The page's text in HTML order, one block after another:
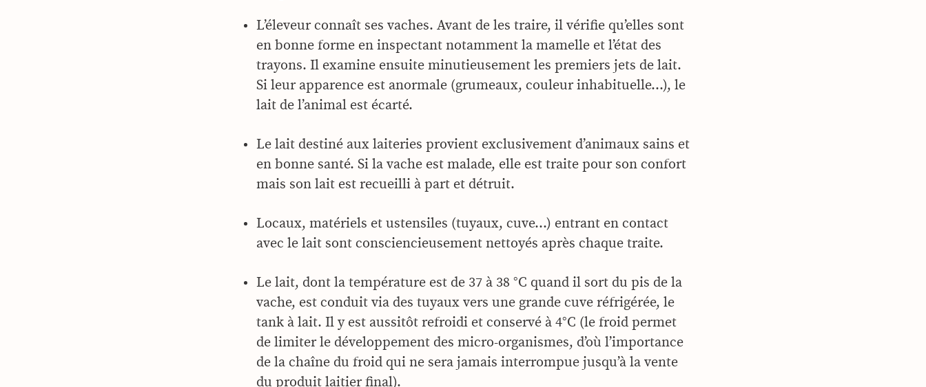
L’éleveur connaît ses vaches. Avant de les traire, il vérifie qu’elles sont
en bonne forme en inspectant notamment la mamelle et l’état des
trayons. Il examine ensuite minutieusement les premiers jets de lait.
Si leur apparence est anormale (grumeaux, couleur inhabituelle…), le
lait de l’animal est écarté.
Le lait destiné aux laiteries provient exclusivement d’animaux sains et
en bonne santé. Si la vache est malade, elle est traite pour son confort
mais son lait est recueilli à part et détruit.
Locaux, matériels et ustensiles (tuyaux, cuve…) entrant en contact
avec le lait sont consciencieusement nettoyés après chaque traite.
Le lait, dont la température est de 37 à 38 °C quand il sort du pis de la
vache, est conduit via des tuyaux vers une grande cuve réfrigérée, le
tank à lait. Il y est aussitôt refroidi et conservé à 4°C (le froid permet
de limiter le développement des micro-organismes, d’où l’importance
de la chaîne du froid qui ne sera jamais interrompue jusqu’à la vente
du produit laitier final).